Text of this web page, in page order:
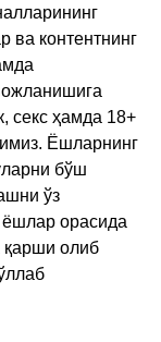
контентнинг
секс ҳамда 18+
Ёшларнинг
бўш
ўз
ёшлар орасида
қарши олиб